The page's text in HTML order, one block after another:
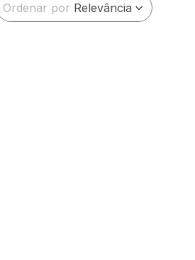
Ordenar por Relevância